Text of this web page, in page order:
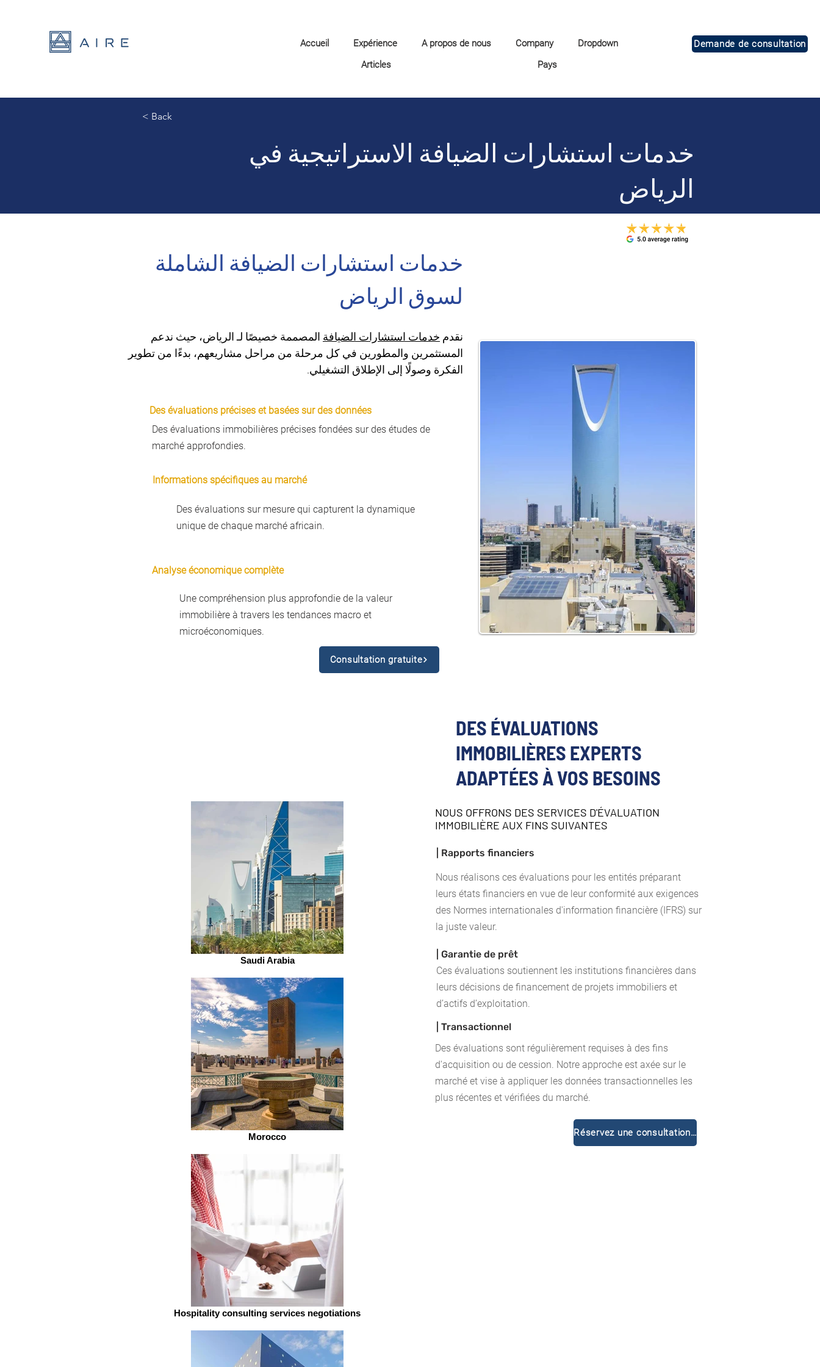
Accueil Expérience A propos de nous Company
Dropdown
Articles
Pays
Demande de consultation
< Back
خدمات استشارات الضيافة الاستراتيجية في
الرياض
خدمات استشارات الضيافة الشاملة
لسوق الرياض
نقدم خدمات استشارات الضيافة المصممة خصيصًا لـ الرياض، حيث ندعم
المستثمرين والمطورين في كل مرحلة من مراحل مشاريعهم، بدءًا من تطوير
الفكرة وصولًا إلى الإطلاق التشغيلي.
Des évaluations précises et basées sur des données
Des évaluations immobilières précises fondées sur des études de
marché approfondies.
Informations spécifiques au marché
Des évaluations sur mesure qui capturent la dynamique
unique de chaque marché africain.
Analyse économique complète
Une compréhension plus approfondie de la valeur
immobilière à travers les tendances macro et
microéconomiques.
Consultation gratuite
Saudi Arabia
Morocco
Hospitality consulting services negotiations
DES ÉVALUATIONS
IMMOBILIÈRES EXPERTS
ADAPTÉES À VOS BESOINS
NOUS OFFRONS DES SERVICES D'ÉVALUATION
IMMOBILIÈRE AUX FINS SUIVANTES
| Rapports financiers
Nous réalisons ces évaluations pour les entités préparant
leurs états financiers en vue de leur conformité aux exigences
des Normes internationales d'information financière (IFRS) sur
la juste valeur.
| Garantie de prêt
Ces évaluations soutiennent les institutions financières dans
leurs décisions de financement de projets immobiliers et
d’actifs d’exploitation.
| Transactionnel
Des évaluations sont régulièrement requises à des fins
d'acquisition ou de cession. Notre approche est axée sur le
marché et vise à appliquer les données transactionnelles les
plus récentes et vérifiées du marché.
Réservez une consultation gratuite